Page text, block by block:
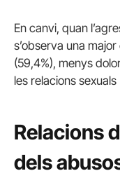
En canvi, quan
s’observa una
(59,4%), menys
les relacions sexuals
Relacions
dels